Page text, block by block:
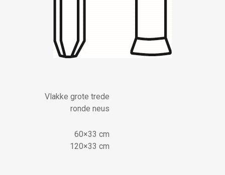
Vlakke grote trede
ronde neus
60×33 cm
120×33 cm